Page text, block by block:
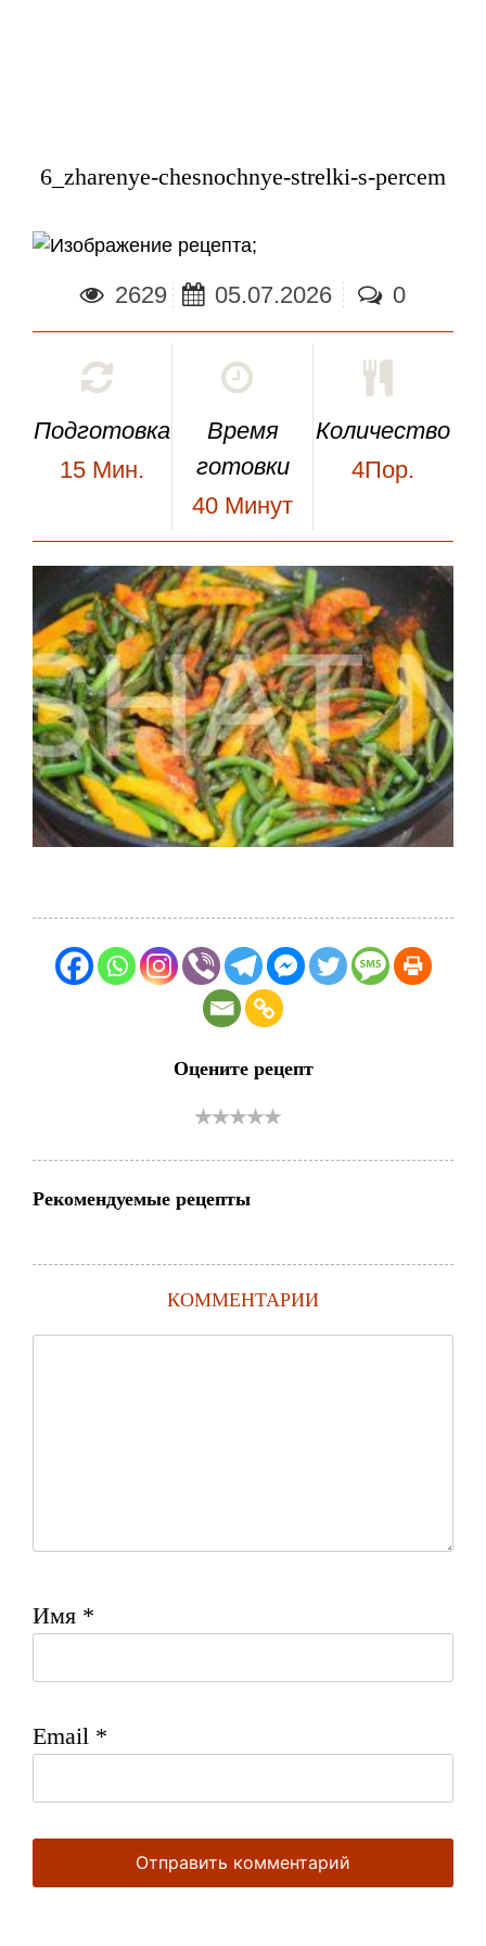
6_zharenye-chesnochnye-strelki-s-percem
;
2629 05.07.2026 0
Подготовка
15 Мин.
Время
готовки
40 Минут
Количество
4Пор.
Оцените рецепт
Рекомендуемые рецепты
КОММЕНТАРИИ
Имя *
Email *